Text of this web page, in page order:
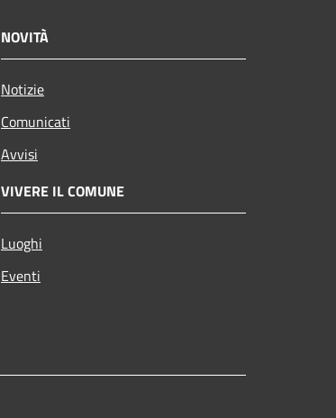
NOVITÀ
Notizie
Comunicati
Avvisi
VIVERE IL COMUNE
Luoghi
Eventi